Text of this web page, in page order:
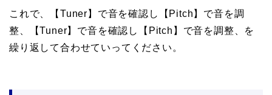
これで、【Tuner】で音を確認し【Pitch】で音を調
整、【Tuner】で音を確認し【Pitch】で音を調整、を
繰り返して合わせていってください。